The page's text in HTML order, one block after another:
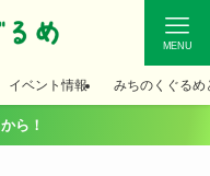
MENU
イベント情報 みちのくぐるめ
ら！